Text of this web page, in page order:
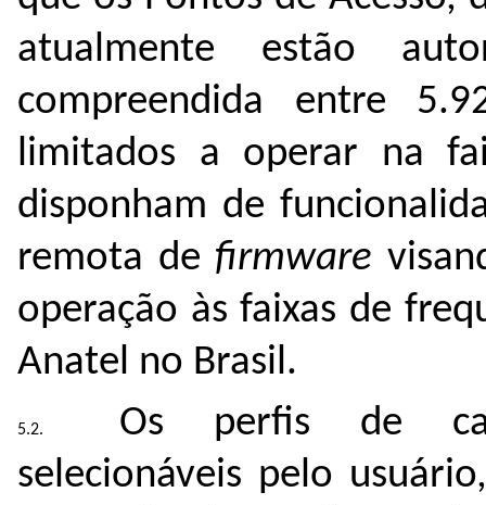
atualmente estão
compreendida entre
limitados a operar na
disponham de
remota de firmware
operação às faixas de
Anatel no Brasil.
Os perfis de
selecionáveis pelo